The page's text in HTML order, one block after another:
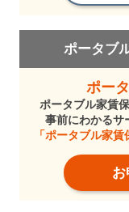
ポータブ
ポー
ポータブル家賃
事前にわかるサ
「ポータブル家賃